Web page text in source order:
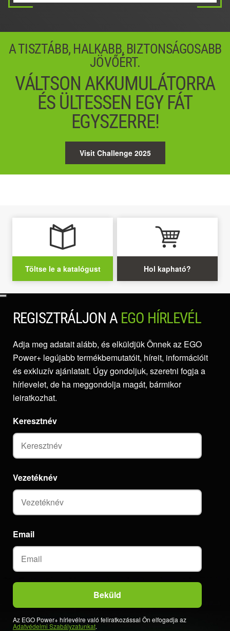
A TISZTÁBB, HALKABB, BIZTONSÁGOSABB
JÖVŐÉRT.
VÁLTSON AKKUMULÁTORRA
ÉS ÜLTESSEN EGY FÁT
EGYSZERRE!
Visit Challenge 2025
Töltse le a katalógust Hol kapható?
REGISZTRÁLJON A EGO HÍRLEVÉL
Adja meg adatait alább, és elküldjük Önnek az EGO
Power+ legújabb termékbemutatóit, híreit, információit
és exkluzív ajánlatait. Úgy gondoljuk, szeretni fogja a
hírlevelet, de ha meggondolja magát, bármikor
leiratkozhat.
Email
Keresztnév
Vezetéknév
Az EGO Power+ hírlevélre való feliratkozással Ön elfogadja az
Adatvédelmi Szabályzatunkat.